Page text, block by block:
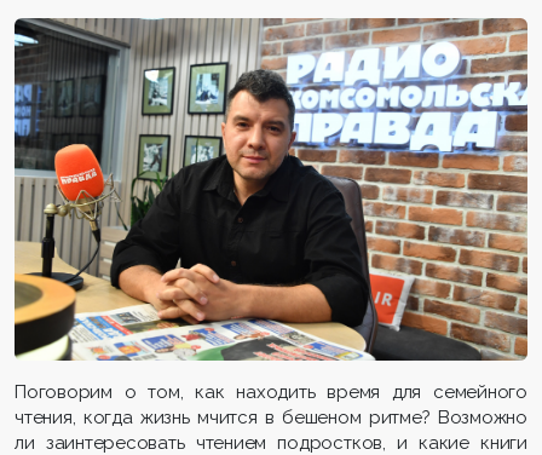
Поговорим о том, как находить время для семейного
чтения, когда жизнь мчится в бешеном ритме? Возможно
ли заинтересовать чтением подростков, и какие книги